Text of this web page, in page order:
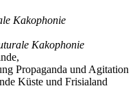
Kakophonie
Kakophonie
Propaganda und Agitation
Küste und Frisialand